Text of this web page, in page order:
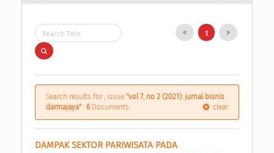
1
Search results for , issue "vol 7, no 2 (2021): jurnal bisnis
darmajaya" : 6Documents clear
DAMPAK SEKTOR PARIWISATA PADA